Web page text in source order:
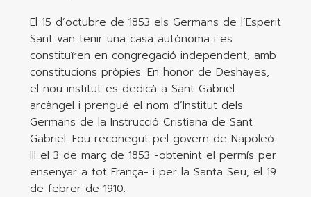
El 15 d’octubre de 1853 els Germans de l’Esperit
Sant van tenir una casa autònoma i es
constituïren en congregació independent, amb
constitucions pròpies. En honor de Deshayes,
el nou institut es dedicà a Sant Gabriel
arcàngel i prengué el nom d’Institut dels
Germans de la Instrucció Cristiana de Sant
Gabriel. Fou reconegut pel govern de Napoleó
III el 3 de març de 1853 -obtenint el permís per
ensenyar a tot França- i per la Santa Seu, el 19
de febrer de 1910.